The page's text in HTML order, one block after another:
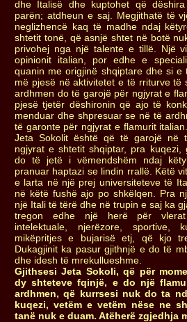
dhe Italisë dhe kuptohet që
parën; atdheun e saj. Megjithatë të
neglizhencë kaq të madhe ndaj
shtetit tonë, që asnjë shtet në botë
privohej nga një talente e tillë. Një
opinionit italian, por edhe e
quanin me origjinë shqiptare dhe si
më pjesë në aktivitetet e të rriturve të
ardhmen do të garojë për ngjyrat e
pjesë tjetër dëshironin që ajo të
menduar dhe shpresuar se në të
të garonte për ngjyrat e flamurit
Jeta Sokolit është që të garojë në
ngjyrat e shtetit shqiptar, pra kuqezi,
do të jetë i vëmendshëm ndaj
pranuar haptazi se lindin rrallë. Këtë
e larta në një prej universiteteve të
në këtë fushë ajo po shkëlqen. Pra
një Itali të tërë dhe në trupin e saj ka
tregon edhe një herë për vlerat
intelektuale, njerëzore, sportive,
mikëpritjes e bujarisë etj, që kjo
Dukagjinit ka pasur gjithnjë e do të
dhe idesh të mrekullueshme.
Gjithsesi Jeta Sokoli, që për
dy shteteve fqinjë, e do një
ardhmen, që kurrsesi nuk do ta
kuqezi, vetëm e vetëm nëse ne
tanë nuk e duam. Atëherë zgjedhja